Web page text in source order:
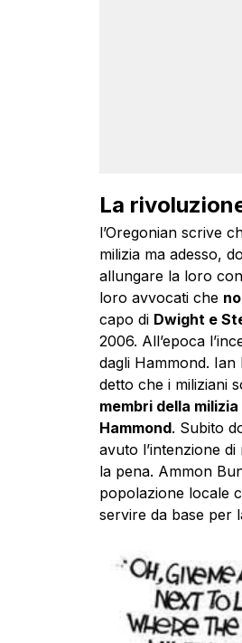
La
l’Oregonian scrive
milizia ma adesso,
allungare la loro
loro avvocati che
capo di Dwight e
2006. All’epoca
dagli Hammond.
detto che i miliziani
membri della
Hammond. Subito
avuto l’intenzione
la pena. Ammon
popolazione locale
servire da base per